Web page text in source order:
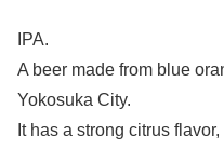
IPA.
A beer made from blue
Yokosuka City.
It has a strong citrus